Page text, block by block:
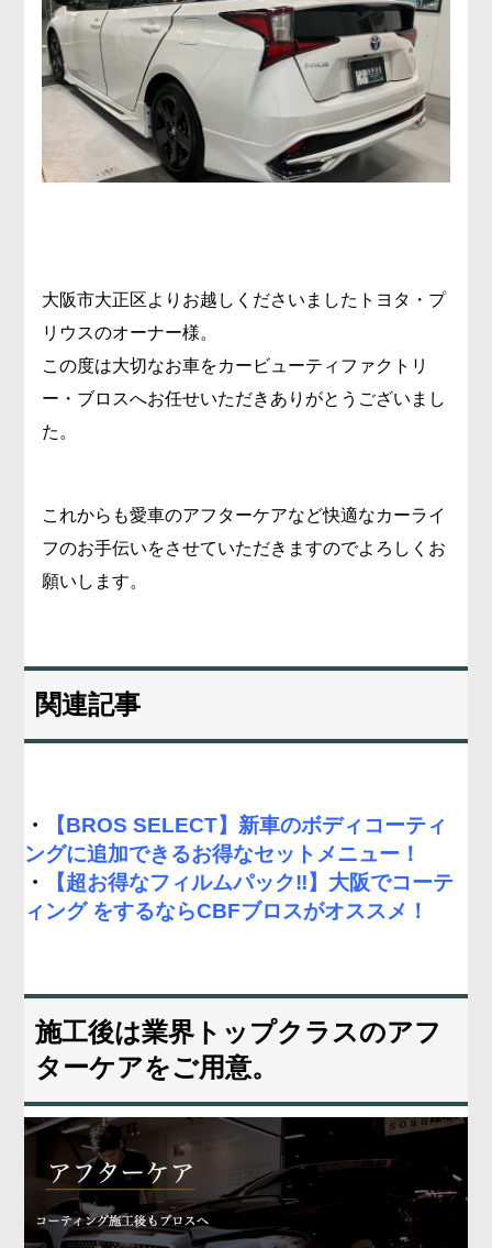
大阪市大正区よりお越しくださいましたトヨタ・プ
リウスのオーナー様。
この度は大切なお車をカービューティファクトリ
ー・ブロスへお任せいただきありがとうございまし
た。
これからも愛車のアフターケアなど快適なカーライ
フのお手伝いをさせていただきますのでよろしくお
願いします。
関連記事
・
【BROS SELECT】新車のボディコーティ
ングに追加できるお得なセットメニュー！
・
【超お得なフィルムパック‼︎】大阪でコーテ
ィング をするならCBFブロスがオススメ！
施工後は業界トップクラスのアフ
ターケアをご用意。